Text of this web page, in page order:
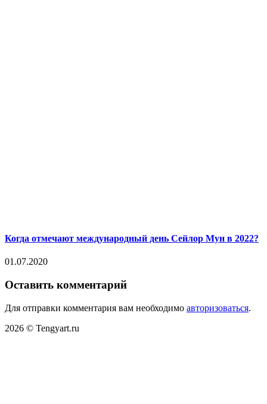
Когда отмечают международный день Сейлор Мун в 2022?
01.07.2020
Оставить комментарий
Для отправки комментария вам необходимо авторизоваться.
2026 © Tengyart.ru